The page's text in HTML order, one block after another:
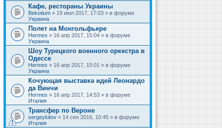
Кафе, рестораны Украины
Bekotium » 19 июл 2017, 17:03 » в форуме
Украина
Полет на Монгольфьере
Hermes » 16 апр 2017, 15:04 » в форуме
Украина
Шоу Турецкого военного оркестра в
Одессе
Hermes » 16 апр 2017, 15:01 » в форуме
Украина
Кочующая выставка идей Леонардо
да Винчи
Hermes » 16 апр 2017, 14:53 » в форуме
Италия
Трансфер по Вероне
sergeykitov » 14 сен 2016, 10:45 » в форуме
Италия